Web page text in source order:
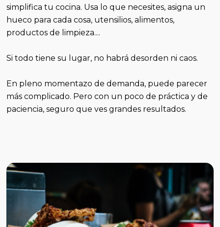
simplifica tu cocina. Usa lo que necesites, asigna un
hueco para cada cosa, utensilios, alimentos,
productos de limpieza....
Si todo tiene su lugar, no habrá desorden ni caos.
En pleno momentazo de demanda, puede parecer
más complicado. Pero con un poco de práctica y de
paciencia, seguro que ves grandes resultados.